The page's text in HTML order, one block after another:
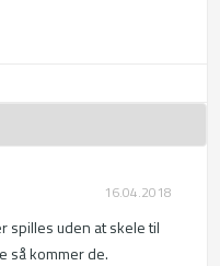
16.04.2018
spilles uden at skele til
så kommer de.